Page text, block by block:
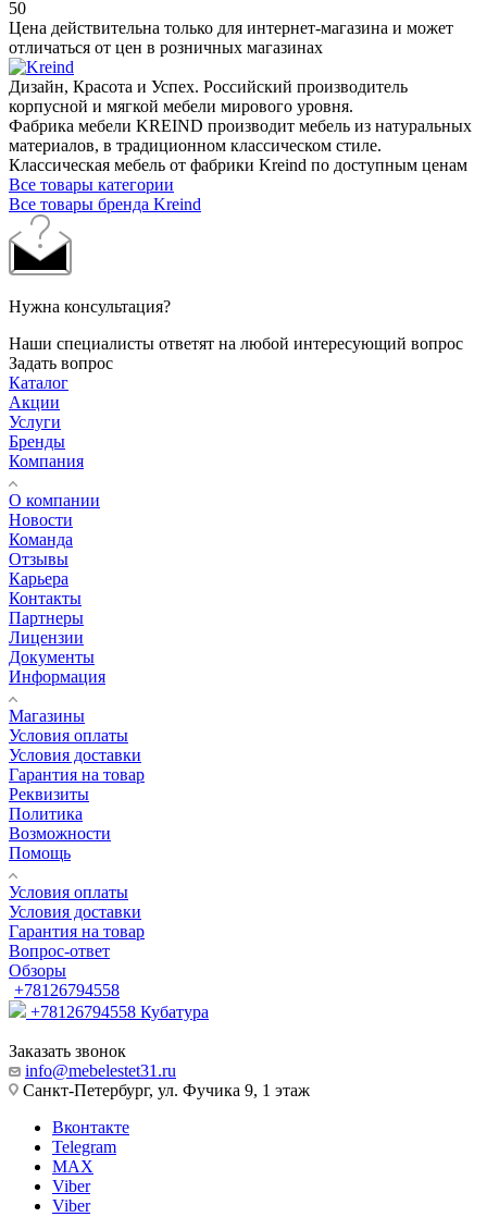
50
Цена действительна только для интернет-магазина и может
отличаться от цен в розничных магазинах
Дизайн, Красота и Успех. Российский производитель
корпусной и мягкой мебели мирового уровня.
Фабрика мебели KREIND производит мебель из натуральных
материалов, в традиционном классическом стиле.
Классическая мебель от фабрики Kreind по доступным ценам
Все товары категории
Все товары бренда Kreind
Нужна консультация?
Наши специалисты ответят на любой интересующий вопрос
Задать вопрос
Каталог
Акции
Услуги
Бренды
Компания
О компании
Новости
Команда
Отзывы
Карьера
Контакты
Партнеры
Лицензии
Документы
Информация
Магазины
Условия оплаты
Условия доставки
Гарантия на товар
Реквизиты
Политика
Возможности
Помощь
Условия оплаты
Условия доставки
Гарантия на товар
Вопрос-ответ
Обзоры
+78126794558
+78126794558 Кубатура
Заказать звонок
info@mebelestet31.ru
Санкт-Петербург, ул. Фучика 9, 1 этаж
Вконтакте
Telegram
MAX
Viber
Viber